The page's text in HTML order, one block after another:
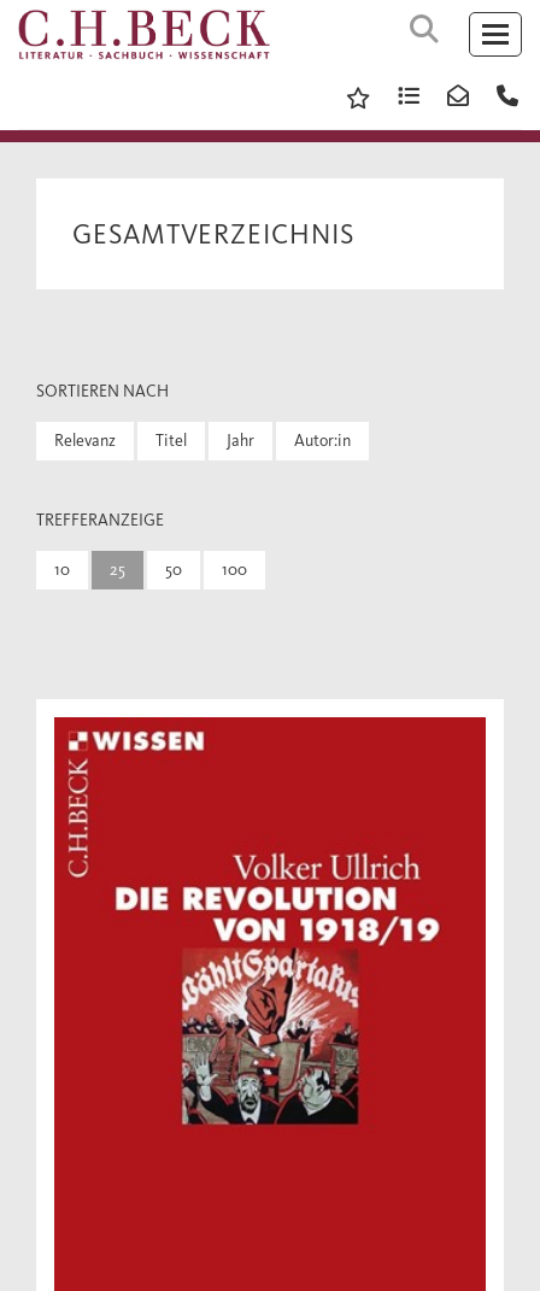
GESAMTVERZEICHNIS
SORTIEREN NACH
Relevanz Titel Jahr Autor:in
TREFFERANZEIGE
10 25 50 100